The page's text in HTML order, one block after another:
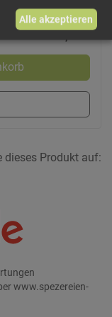
14,00 €/kg
dieses Produkt auf:
www.spezereien-
Alle akzeptieren